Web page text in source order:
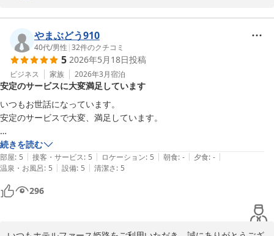
ております。
しかしながら、冷蔵庫内に前のお客様のお忘れ物が残っていたとの
こと、誠に申し訳ございませんでした。本来であれば清掃時および
客室点検時に確認すべき事項であり、確認が行き届いておりません
でしたことを深くお詫び申し上げます。
いただいたご指摘を真摯に受け止め、清掃後の確認体制を見直し、
この度は貴重なご意見をお寄せいただき、ありがとうございまし
た。今後もお客様に快適にお過ごしいただけるホテルを目指し、サ
ービス向上に取り組んでまいります。
Ｈｏｔｅｌ Ｆｏｓｓｅ姫路 ホテルファース姫路（旧：グランド
2026-06-03
やまぶどう910
40代/男性 |32件のクチコミ
5 2026年5月18日投稿
ビジネス 家族 2026年3月宿泊
安定のサービスに大変満足しています
いつもお世話になっています。
安定のサービスで大変、満足しています。
またお世話になります。
よろしくお願いします。
続きを読む
部屋: 5 | 接客・サービス: 5 | ロケーション: 5 | 朝食: - | 夕食: - |
温泉・お風呂: 5 | 設備: 5 | 清潔さ: 5
296